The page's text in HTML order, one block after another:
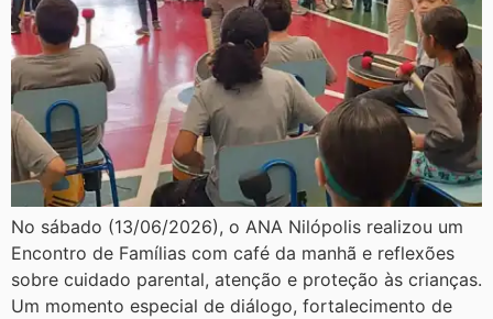
No sábado (13/06/2026), o ANA Nilópolis realizou um
Encontro de Famílias com café da manhã e reflexões
sobre cuidado parental, atenção e proteção às crianças.
Um momento especial de diálogo, fortalecimento de